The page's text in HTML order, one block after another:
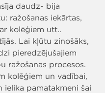
daudz- bija
ražošanas iekārtas,
kolēģiem utt..
Lai kļūtu zinošāks,
pieredzējušajiem
ražošanas procesos.
kolēģiem un vadībai,
ielika pamatakmeni šai